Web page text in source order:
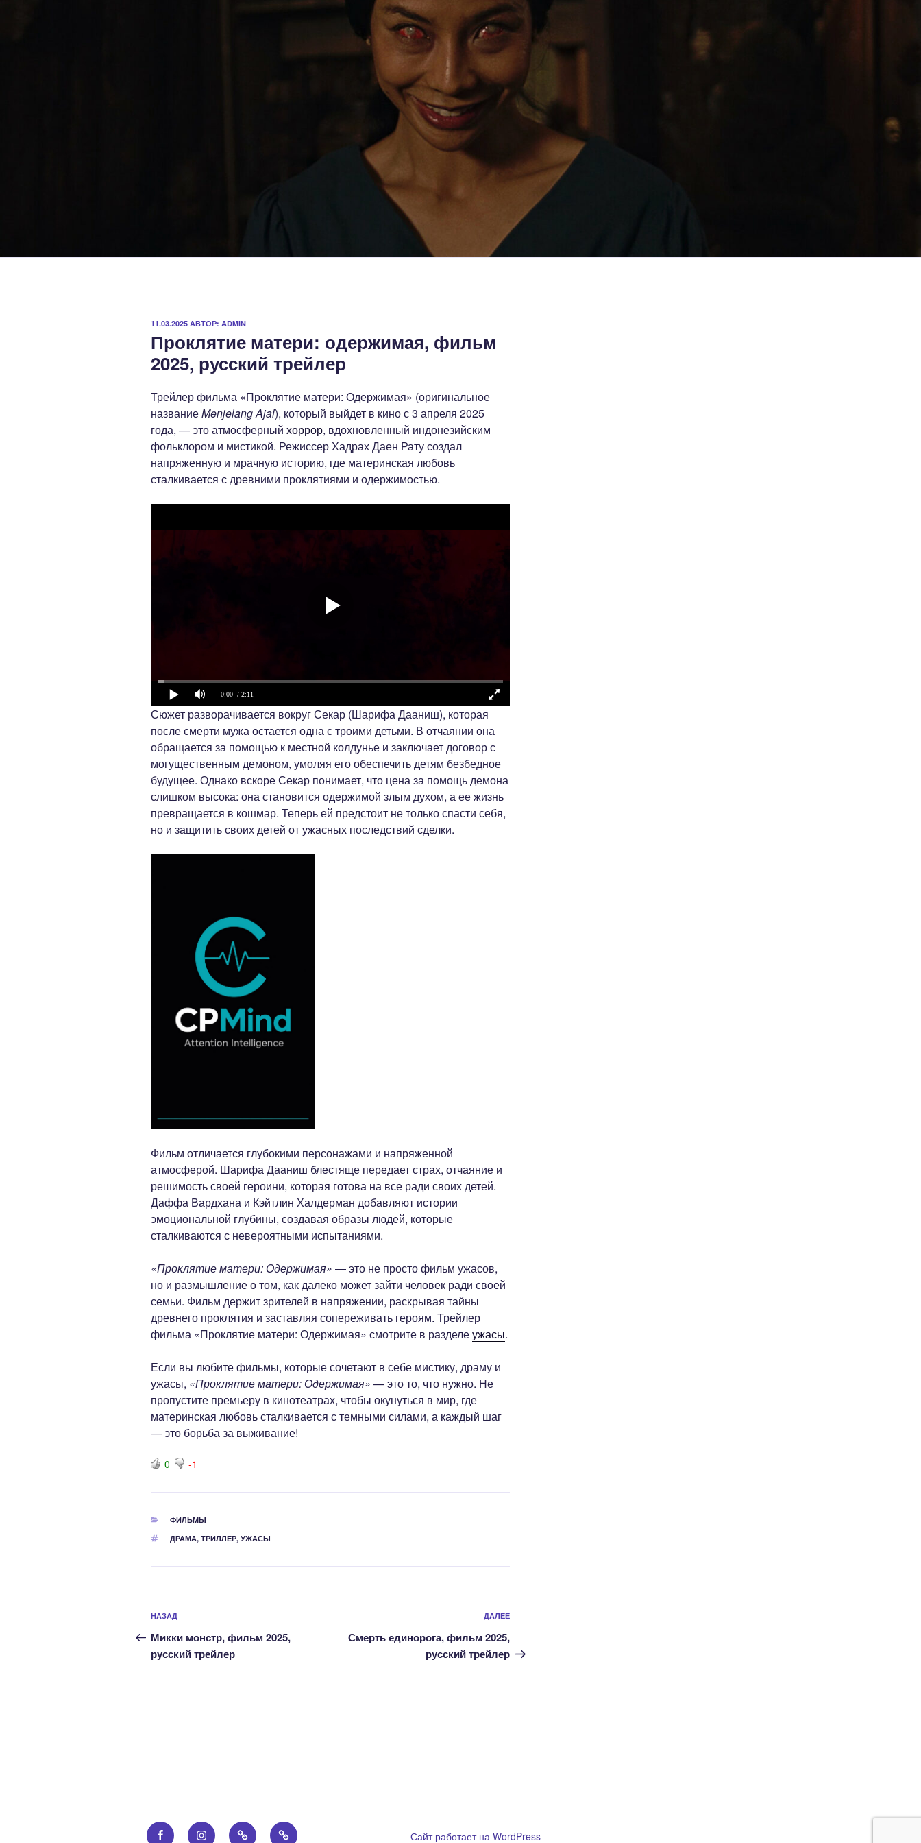
ОПУБЛИКОВАНО
11.03.2025 АВТОР: ADMIN
Проклятие матери: одержимая, фильм
2025, русский трейлер
Трейлер фильма «Проклятие матери: Одержимая» (оригинальное
названиеMenjelang Ajal), который выйдет в кино с 3 апреля 2025
года, — это атмосферный хоррор, вдохновленный индонезийским
фольклором и мистикой. Режиссер Хадрах Даен Рату создал
напряженную и мрачную историю, где материнская любовь
сталкивается с древними проклятиями и одержимостью.
0:00 / 2:11
Сюжет разворачивается вокруг Секар (Шарифа Дааниш), которая
после смерти мужа остается одна с троими детьми. В отчаянии она
обращается за помощью к местной колдунье и заключает договор с
могущественным демоном, умоляя его обеспечить детям безбедное
будущее. Однако вскоре Секар понимает, что цена за помощь демона
слишком высока: она становится одержимой злым духом, а ее жизнь
превращается в кошмар. Теперь ей предстоит не только спасти себя,
но и защитить своих детей от ужасных последствий сделки.
Фильм отличается глубокими персонажами и напряженной
атмосферой. Шарифа Дааниш блестяще передает страх, отчаяние и
решимость своей героини, которая готова на все ради своих детей.
Даффа Вардхана и Кэйтлин Халдерман добавляют истории
эмоциональной глубины, создавая образы людей, которые
сталкиваются с невероятными испытаниями.
«Проклятие матери: Одержимая» — это не просто фильм ужасов,
но и размышление о том, как далеко может зайти человек ради своей
семьи. Фильм держит зрителей в напряжении, раскрывая тайны
древнего проклятия и заставляя сопереживать героям. Трейлер
фильма «Проклятие матери: Одержимая» смотрите в разделеужасы.
Если вы любите фильмы, которые сочетают в себе мистику, драму и
ужасы, «Проклятие матери: Одержимая» — это то, что нужно. Не
пропустите премьеру в кинотеатрах, чтобы окунуться в мир, где
материнская любовь сталкивается с темными силами, а каждый шаг
— это борьба за выживание!
0 -1
РУБРИКИ
ФИЛЬМЫ
МЕТКИ
ДРАМА, ТРИЛЛЕР, УЖАСЫ
Навигация
по
записям
Предыдущая
запись:
НАЗАД
Микки монстр, фильм 2025,
русский трейлер
Следующая
ДАЛЕЕ
Смерть единорога, фильм 2025,
русский трейлер
FacebookInstagramEmail Правообладателям Сайт работает на WordPress